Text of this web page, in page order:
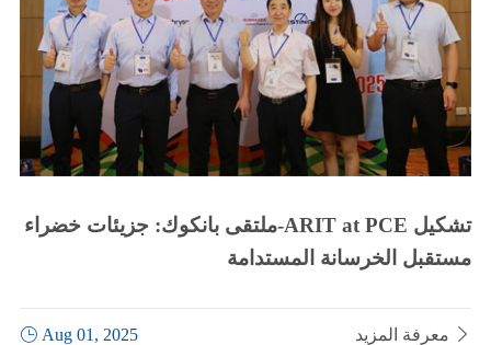
ملتقى بانكوك: جزيئات خضراء-ARIT at PCE تشكيل
مستقبل الخرسانة المستدامة
Aug 01, 2025 